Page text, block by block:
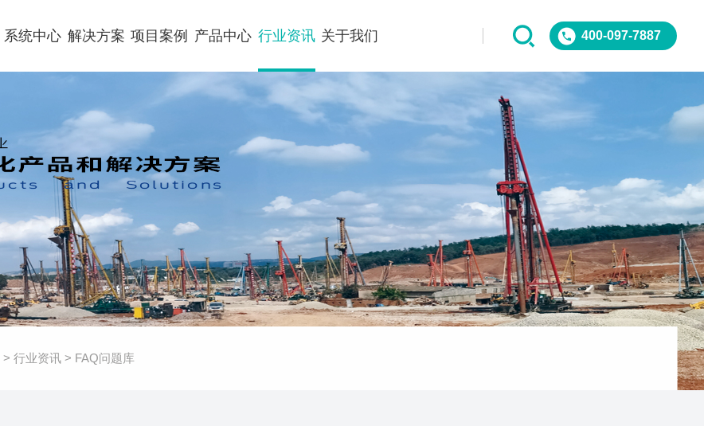
400-097-7887
系统中心 解决方案 项目案例 产品中心 行业资讯 关于我们
> 行业资讯> FAQ问题库